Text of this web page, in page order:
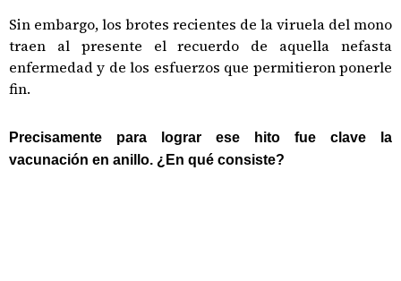
Sin embargo, los brotes recientes de la viruela del mono
traen al presente el recuerdo de aquella nefasta
enfermedad y de los esfuerzos que permitieron ponerle
fin.
Precisamente para lograr ese hito fue clave la
vacunación en anillo. ¿En qué consiste?